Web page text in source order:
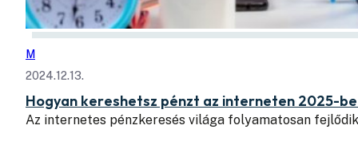
M
2024.12.13.
Hogyan kereshetsz pénzt az interneten 2025-
Az internetes pénzkeresés világa folyamatosan